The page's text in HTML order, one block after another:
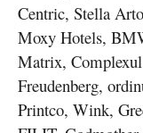
Centric, Stella
Moxy Hotels,
Matrix,
Freudenberg,
Printco, Wink,